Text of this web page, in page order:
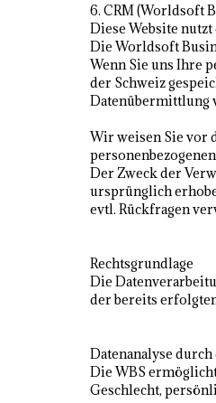
6. CRM (Worldsoft
Diese Website
Die Worldsoft
Wenn Sie uns Ihre
der Schweiz
Datenübermittlung
Wir weisen Sie vor
Der Zweck der
ursprünglich
evtl. Rückfragen
Rechtsgrundlage
Die
der bereits
Datenanalyse durch
Die WBS
Geschlecht,